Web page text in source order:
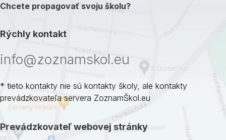
Chcete propagovať svoju školu?
Rýchly kontakt
info@zoznamskol.eu
* tieto kontakty nie sú kontakty školy, ale kontakty
prevádzkovateľa servera ZoznamŠkol.eu
Prevádzkovateľ webovej stránky